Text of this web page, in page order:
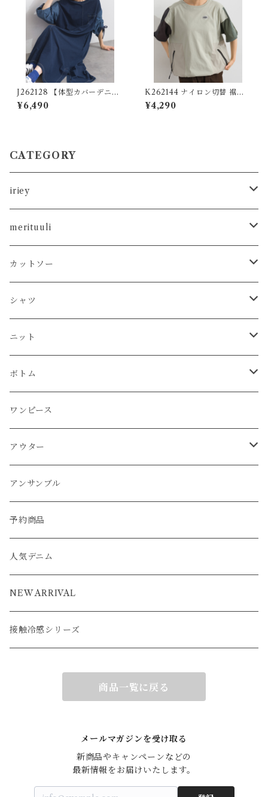
J262128 【体型カバーデニム
シリーズ】 袖シャーリングデ
ニム切替ワンピース / Shirrin
¥6,490
K262144 ナイロン切替 裾ド
ロストプルオーバー / Nylon-
Panel Drawstring-Hem Pul
¥4,290
CATEGORY
iriey
カットソー
タンクトップ
Tシャツ
ベスト
カーディガン
シャツ
シャツ
プルオーバー
ニット
プルオーバー
パーカー
アウター
ボトム
パンツ
スカート
ワンピース
アウター
ブルゾン
ジャケット
アンサンブル
merituuli
カットソー
カーディガン
プルオーバー
シャツ
ニット
カーディガン
プルオーバー
ボトム
ワンピース
アウター
ベスト
ジャケット
アンサンブル
カットソー
タンクトップ
Tシャツ
プルオーバー
チュニック
パーカー
ワンピース
ベスト
カーディガン
ブルゾン
シャツ
シャツ
プルオーバー
チュニック
ワンピース
カーディガン
パーカー
ニット
プルオーバー
パーカー
カーディガン
ワンピース
ベスト
ポンチョ
アウター
ボトム
パンツ
スカート
ワンピース
アウター
ブルゾン
ジャケット
コート
ベスト
アンサンブル
予約商品
人気デニム
NEW ARRIVAL
接触冷感シリーズ
商品一覧に戻る
メールマガジンを受け取る
新商品やキャンペーンなどの
最新情報をお届けいたします。